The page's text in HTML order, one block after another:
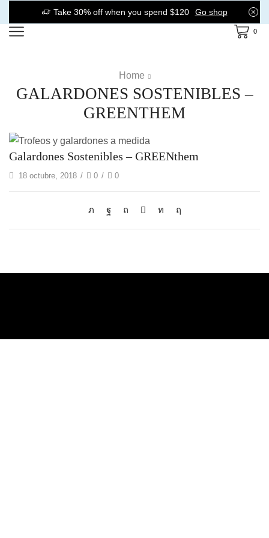
Take 30% off when you spend $120 Go shop
0
Home
GALARDONES SOSTENIBLES –
GREENTHEM
Galardones Sostenibles – GREENthem
18 octubre, 2018 / 0 / 0